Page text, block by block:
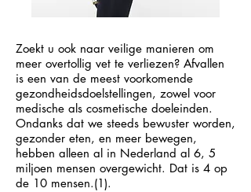
Zoekt u ook naar veilige manieren om
meer overtollig vet te verliezen? Afvallen
is een van de meest voorkomende
gezondheidsdoelstellingen, zowel voor
medische als cosmetische doeleinden.
Ondanks dat we steeds bewuster worden,
gezonder eten, en meer bewegen,
hebben alleen al in Nederland al 6, 5
miljoen mensen overgewicht. Dat is 4 op
de 10 mensen.(1).